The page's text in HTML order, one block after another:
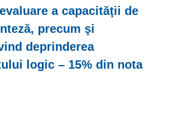
a capacităţii de
precum şi
deprinderea
logic – 15% din nota